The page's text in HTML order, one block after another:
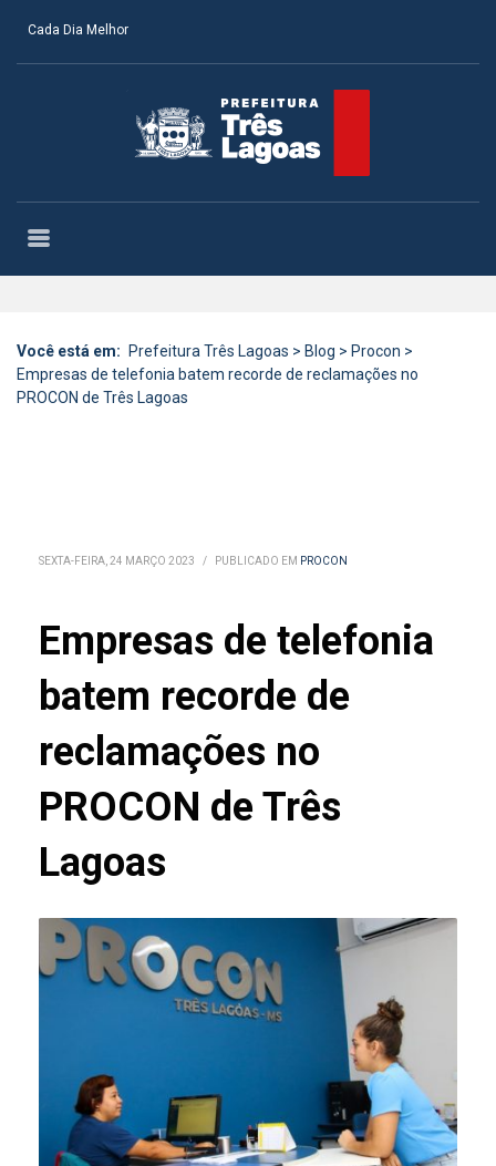
Cada Dia Melhor
Você está em: Prefeitura Três Lagoas > Blog > Procon >
Empresas de telefonia batem recorde de reclamações no
PROCON de Três Lagoas
SEXTA-FEIRA, 24 MARÇO 2023 / PUBLICADO EM PROCON
Empresas de telefonia
batem recorde de
reclamações no
PROCON de Três
Lagoas